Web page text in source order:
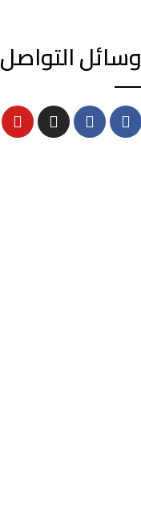
وسائل التواصل